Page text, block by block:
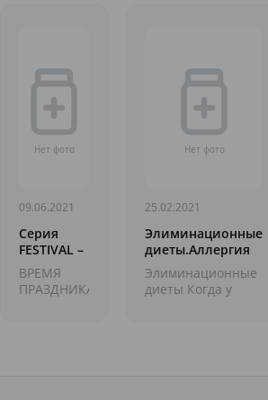
09.06.2021
Серия
FESTIVAL –
это
базовая
коллекция
ВРЕМЯ
ПРАЗДНИКА!
25.02.2021
Элиминационные
диеты.Аллергия
на тартразин
Элиминационные
диеты Когда у